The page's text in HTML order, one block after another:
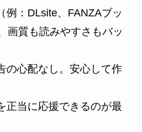
例：DLsite、FANZAブッ
画質も読みやすさもバッ
の心配なし。安心して作
正当に応援できるのが最